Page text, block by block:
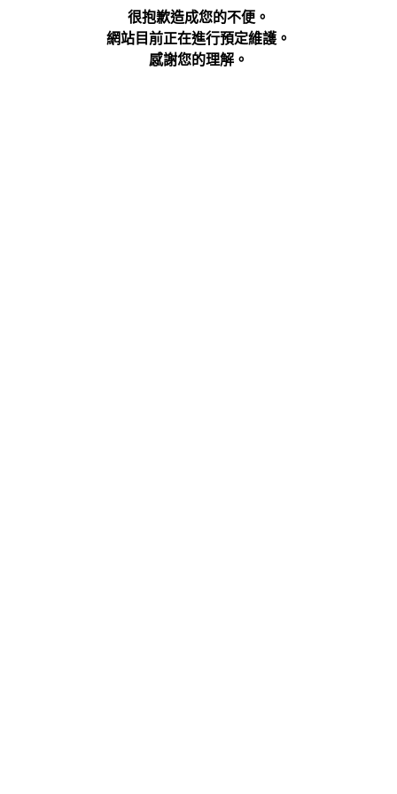
很抱歉造成您的不便。
網站目前正在進行預定維護。
感謝您的理解。